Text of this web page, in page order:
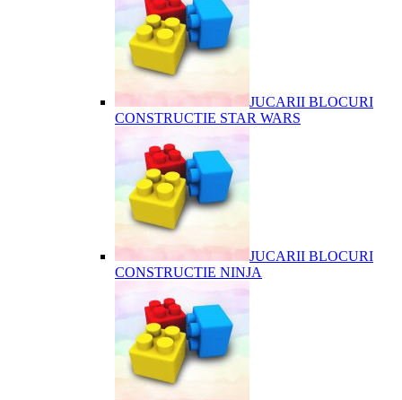
JUCARII BLOCURI
CONSTRUCTIE STAR WARS
JUCARII BLOCURI
CONSTRUCTIE NINJA